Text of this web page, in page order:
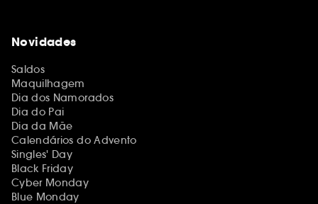
Novidades
Saldos
Maquilhagem
Dia dos Namorados
Dia do Pai
Dia da Mãe
Calendários do Advento
Singles' Day
Black Friday
Cyber Monday
Blue Monday